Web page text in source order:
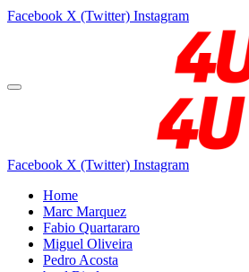
Facebook X (Twitter) Instagram
Facebook X (Twitter) Instagram
Home
Marc Marquez
Fabio Quartararo
Miguel Oliveira
Pedro Acosta